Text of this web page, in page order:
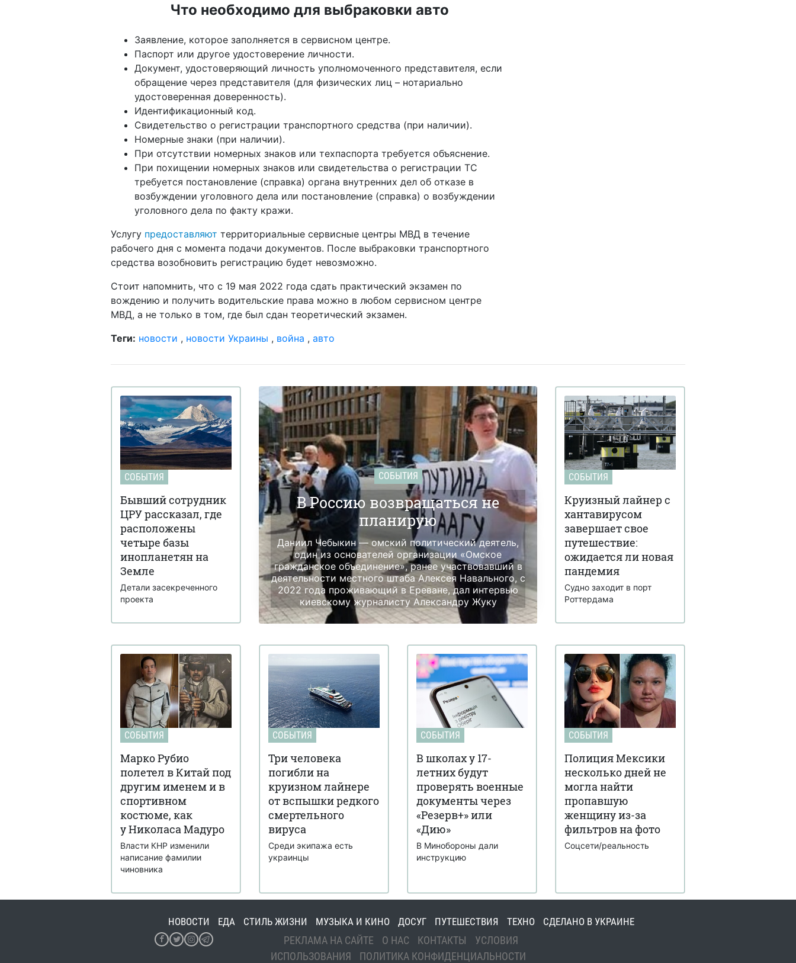
Что необходимо для выбраковки авто
Заявление, которое заполняется в сервисном центре.
Паспорт или другое удостоверение личности.
Документ, удостоверяющий личность уполномоченного представителя, если
обращение через представителя (для физических лиц – нотариально
удостоверенная доверенность).
Идентификационный код.
Свидетельство о регистрации транспортного средства (при наличии).
Номерные знаки (при наличии).
При отсутствии номерных знаков или техпаспорта требуется объяснение.
При похищении номерных знаков или свидетельства о регистрации ТС
требуется постановление (справка) органа внутренних дел об отказе в
возбуждении уголовного дела или постановление (справка) о возбуждении
уголовного дела по факту кражи.
Услугу предоставляют территориальные сервисные центры МВД в течение
рабочего дня с момента подачи документов. После выбраковки транспортного
средства возобновить регистрацию будет невозможно.
Стоит напомнить, что с 19 мая 2022 года сдать практический экзамен по
вождению и получить водительские права можно в любом сервисном центре
МВД, а не только в том, где был сдан теоретический экзамен.
Теги: новости , новости Украины , война , авто
Хаменеи
вела переписку с Джеффри
Эпштейном и подбирала девушек
для него
СОБЫТИЯ
Бывший сотрудник
ЦРУ рассказал, где
расположены
четыре базы
инопланетян на
Земле
Детали засекреченного
проекта
СОБЫТИЯ
В Россию возвращаться не
планирую
Даниил Чебыкин — омский политический деятель,
один из основателей организации «Омское
гражданское объединение», ранее участвовавший в
деятельности местного штаба Алексея Навального, с
2022 года проживающий в Ереване, дал интервью
киевскому журналисту Александру Жуку
СОБЫТИЯ
Круизный лайнер с
хантавирусом
завершает свое
путешествие:
ожидается ли новая
пандемия
Судно заходит в порт
Роттердама
СОБЫТИЯ
Марко Рубио
полетел в Китай под
другим именем и в
спортивном
костюме, как
у Николаса Мадуро
Власти КНР изменили
написание фамилии
чиновника
СОБЫТИЯ
Три человека
погибли на
круизном лайнере
от вспышки редкого
смертельного
вируса
Среди экипажа есть
украинцы
СОБЫТИЯ
В школах у 17-
летних будут
проверять военные
документы через
«Резерв+» или
«Дию»
В Минобороны дали
инструкцию
СОБЫТИЯ
Полиция Мексики
несколько дней не
могла найти
пропавшую
женщину из-за
фильтров на фото
Соцсети/реальность
НОВОСТИ ЕДА СТИЛЬ ЖИЗНИ МУЗЫКА И КИНО ДОСУГ ПУТЕШЕСТВИЯ ТЕХНО СДЕЛАНО В УКРАИНЕ
РЕКЛАМА НА САЙТЕ О НАС КОНТАКТЫ
УСЛОВИЯ
ИСПОЛЬЗОВАНИЯ
ПОЛИТИКА КОНФИДЕНЦИАЛЬНОСТИ